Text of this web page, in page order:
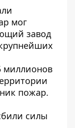
мог
завод
миллионов
пожар.
силы